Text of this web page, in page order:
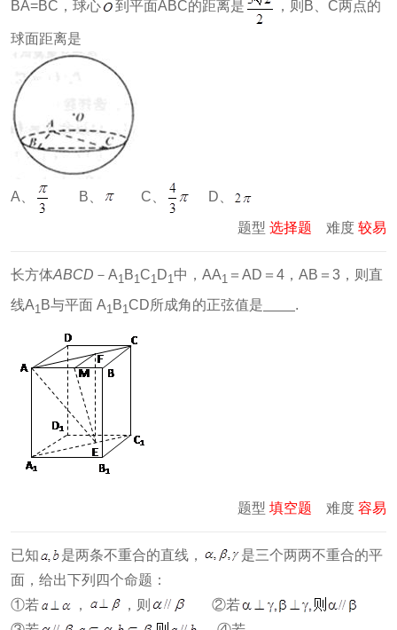
BA=BC，球心 到平面ABC的距离是 ，则B、C两点的
球面距离是
A、 B、 C、 D、
题型 选择题 难度 较易
长方体ABCD －A1B1C1D1中，AA1 ＝AD＝4，AB＝3，则直
线A1 B与平面 A1 B1CD所成角的正弦值是 .
题型 填空题 难度 容易
已知 是两条不重合的直线，
是三个两两不重合的平
面，给出下列四个命题：
①若
， ，则
②若